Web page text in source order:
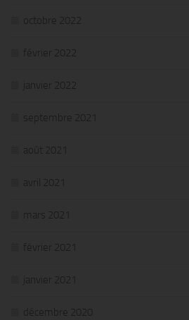
octobre 2022
février 2022
janvier 2022
septembre 2021
août 2021
avril 2021
mars 2021
février 2021
janvier 2021
décembre 2020